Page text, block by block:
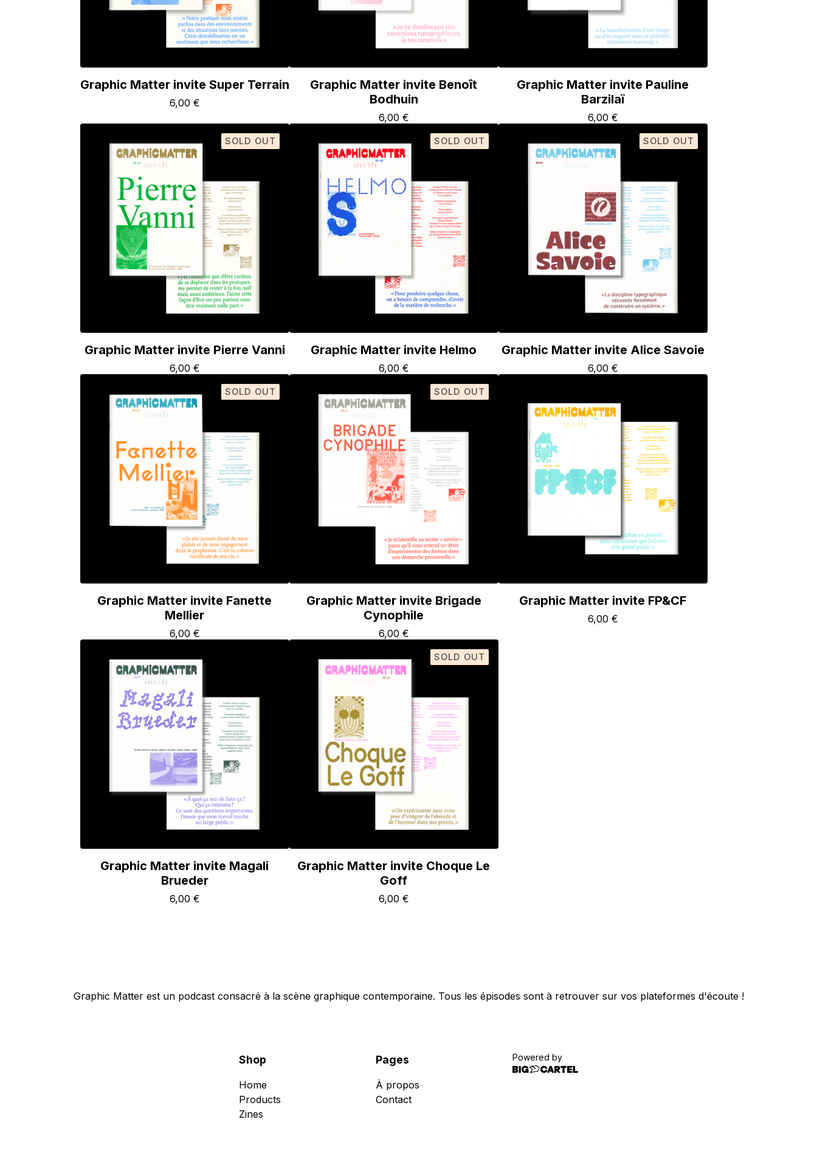
Graphic Matter invite Super Terrain
6,00 €
Graphic Matter invite Benoît
Bodhuin
6,00 €
Graphic Matter invite Pauline
Barzilaï
6,00 €
SOLD OUT
Graphic Matter invite Pierre Vanni
6,00 €
SOLD OUT
Graphic Matter invite Helmo
6,00 €
SOLD OUT
Graphic Matter invite Alice Savoie
6,00 €
SOLD OUT
Graphic Matter invite Fanette
Mellier
6,00 €
SOLD OUT
Graphic Matter invite Brigade
Cynophile
6,00 €
Graphic Matter invite FP&CF
6,00 €
Graphic Matter invite Magali
Brueder
6,00 €
SOLD OUT
Graphic Matter invite Choque Le
Goff
6,00 €
Graphic Matter est un podcast consacré à la scène graphique contemporaine. Tous les épisodes sont à retrouver sur vos plateformes d'écoute !
Shop
Home
Products
Zines
Pages
À propos
Contact
Powered by